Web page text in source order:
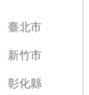
臺北市
新竹市
彰化縣